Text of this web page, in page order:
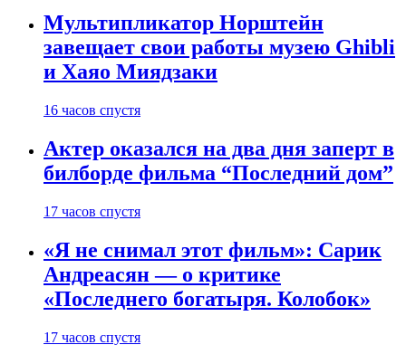
Мультипликатор Норштейн
завещает свои работы музею Ghibli
и Хаяо Миядзаки
16 часов спустя
Актер оказался на два дня заперт в
билборде фильма “Последний дом”
17 часов спустя
«Я не снимал этот фильм»: Сарик
Андреасян — о критике
«Последнего богатыря. Колобок»
17 часов спустя